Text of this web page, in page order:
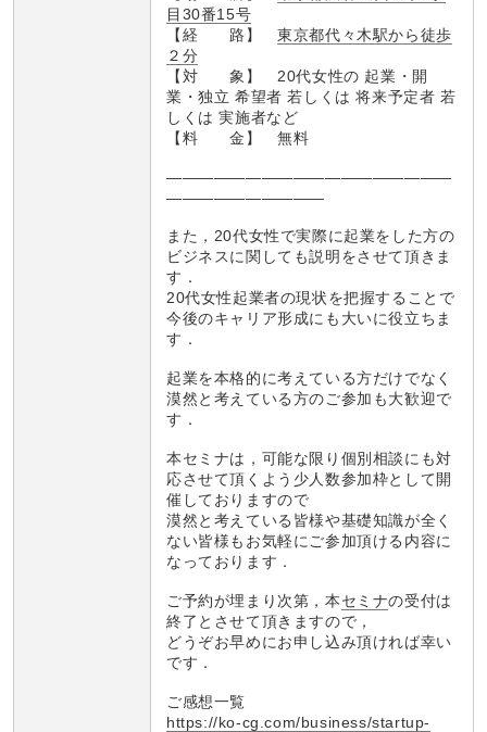
目30番15号
【経 路】東京都代々木駅から徒歩
２分
【対 象】 20代女性の 起業・開
業・独立 希望者 若しくは 将来予定者 若
しくは 実施者など
【料 金】 無料
――――――――――――――――――
――――――――――
また，20代女性で実際に起業をした方の
ビジネスに関しても説明をさせて頂きま
す．
20代女性起業者の現状を把握することで
今後のキャリア形成にも大いに役立ちま
す．
起業を本格的に考えている方だけでなく
漠然と考えている方のご参加も大歓迎で
す．
本セミナは，可能な限り個別相談にも対
応させて頂くよう少人数参加枠として開
催しておりますので
漠然と考えている皆様や基礎知識が全く
ない皆様もお気軽にご参加頂ける内容に
なっております．
ご予約が埋まり次第，本セミナの受付は
終了とさせて頂きますので，
どうぞお早めにお申し込み頂ければ幸い
です．
ご感想一覧
https://ko-cg.com/business/startup-